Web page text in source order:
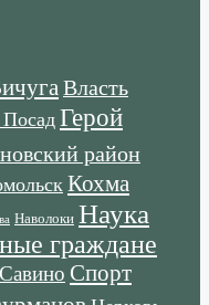
Власть
Герой
район
Кохма
Наволоки Наука
граждане
Савино Спорт